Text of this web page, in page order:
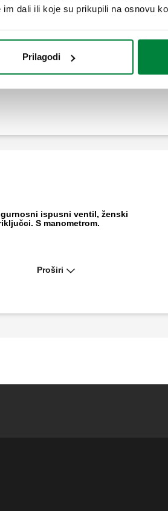
dali ili koje su prikupili na osnovu
Prilagodi
ispusni ventil, ženski
ispusni ventil, ženski
S manometrom.
ispusni ventil, ženski
Proširi